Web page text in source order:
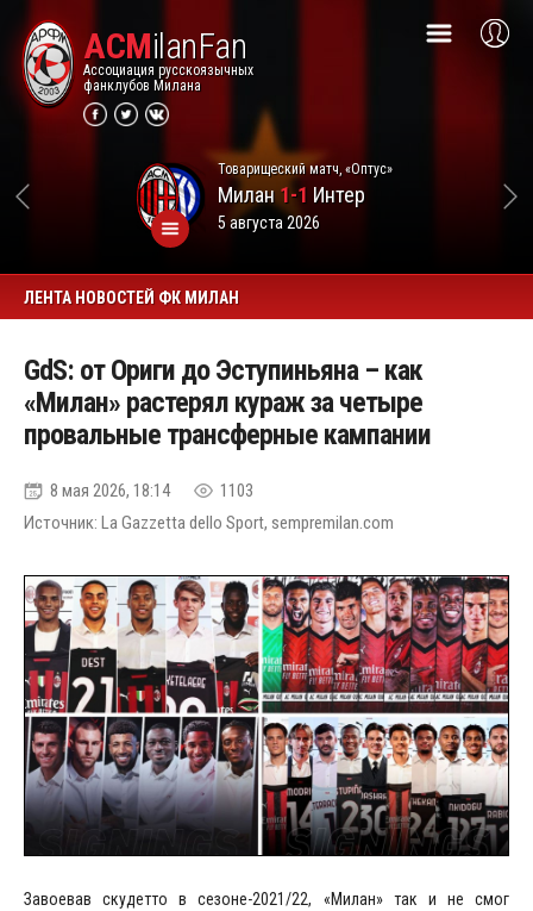
ACMilanFan
Ассоциация русскоязычных
фанклубов Милана
Товарищеский матч, «Оптус»
Милан1-1 Интер
5 августа 2026
ЛЕНТА НОВОСТЕЙ ФК МИЛАН
GdS: от Ориги до Эступиньяна – как
«Милан» растерял кураж за четыре
провальные трансферные кампании
8 мая 2026, 18:14
1103
Источник: La Gazzetta dello Sport, sempremilan.com
Завоевав скудетто в сезоне-2021/22, «Милан» так и не смог